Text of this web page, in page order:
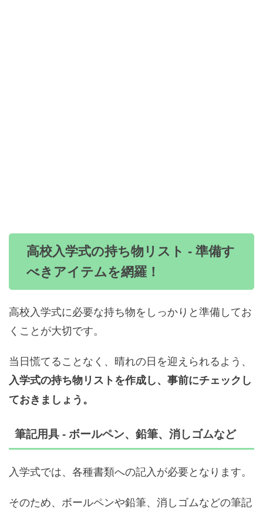
高校入学式の持ち物リスト - 準備す
べきアイテムを網羅！
高校入学式に必要な持ち物をしっかりと準備してお
くことが大切です。
当日慌てることなく、晴れの日を迎えられるよう、
入学式の持ち物リストを作成し、事前にチェックし
ておきましょう。
筆記用具 - ボールペン、鉛筆、消しゴムなど
入学式では、各種書類への記入が必要となります。
そのため、ボールペンや鉛筆、消しゴムなどの筆記